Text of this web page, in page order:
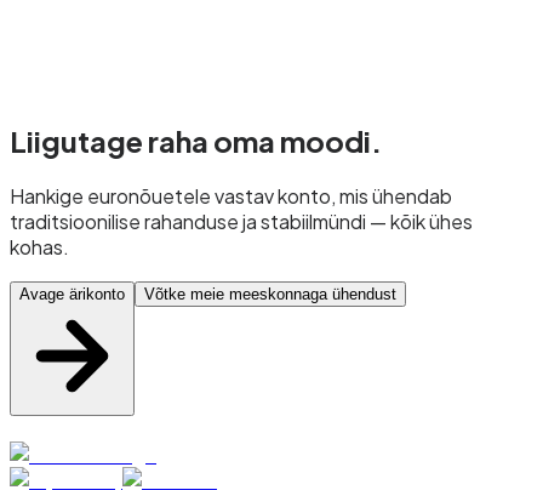
Liigutage raha oma moodi.
Hankige euronõuetele vastav konto, mis ühendab
traditsioonilise rahanduse ja stabiilmündi — kõik ühes
kohas.
Avage ärikonto Võtke meie meeskonnaga ühendust